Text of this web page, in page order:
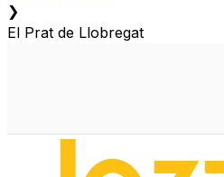
❯
El Prat de Llobregat